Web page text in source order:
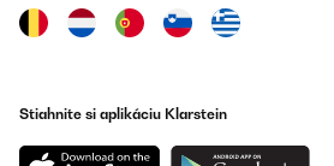
Stiahnite si aplikáciu Klarstein